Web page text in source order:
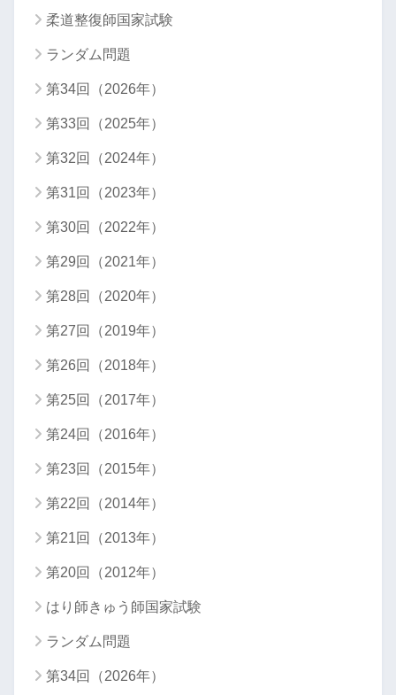
柔道整復師国家試験
ランダム問題
第34回（2026年）
第33回（2025年）
第32回（2024年）
第31回（2023年）
第30回（2022年）
第29回（2021年）
第28回（2020年）
第27回（2019年）
第26回（2018年）
第25回（2017年）
第24回（2016年）
第23回（2015年）
第22回（2014年）
第21回（2013年）
第20回（2012年）
はり師きゅう師国家試験
ランダム問題
第34回（2026年）